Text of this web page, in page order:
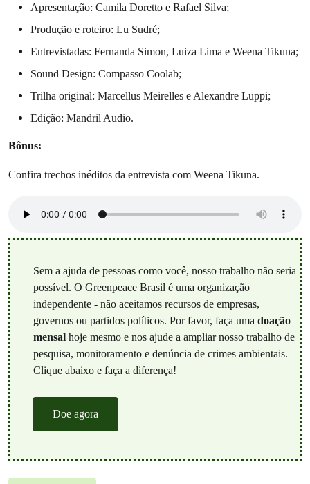
Apresentação: Camila Doretto e Rafael Silva;
Produção e roteiro: Lu Sudré;
Entrevistadas: Fernanda Simon, Luiza Lima e Weena Tikuna;
Sound Design: Compasso Coolab;
Trilha original: Marcellus Meirelles e Alexandre Luppi;
Edição: Mandril Audio.
Bônus:
Confira trechos inéditos da entrevista com Weena Tikuna.
Sem a ajuda de pessoas como você, nosso trabalho não seria
possível. O Greenpeace Brasil é uma organização
independente - não aceitamos recursos de empresas,
governos ou partidos políticos. Por favor, faça uma doação
mensalhoje mesmo e nos ajude a ampliar nosso trabalho de
pesquisa, monitoramento e denúncia de crimes ambientais.
Clique abaixo e faça a diferença!
Doe agora